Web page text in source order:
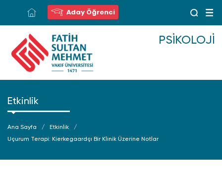
Aday Öğrenci
PSIKOLOJI
Etkinlik
Ana Sayfa
Etkinlik
Uçurum Terapi: Kierkegaardçı Bir Klinik Üzerine Notlar